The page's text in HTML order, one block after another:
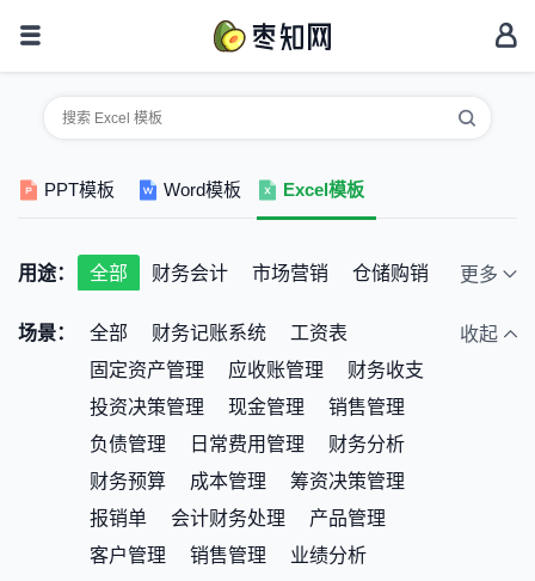
PPT模板 Word模板 Excel模板
用途： 全部 财务会计 市场营销
仓储购销
教育培训
公司预算 其它
更多
场景： 全部 财务记账系统
工资表
固定资产管理
应收账管理
财务收支
投资决策管理
现金管理
销售管理
负债管理
日常费用管理
财务分析
财务预算
成本管理
筹资决策管理
报销单
会计财务处理
产品管理
客户管理
销售管理
业绩分析
收起